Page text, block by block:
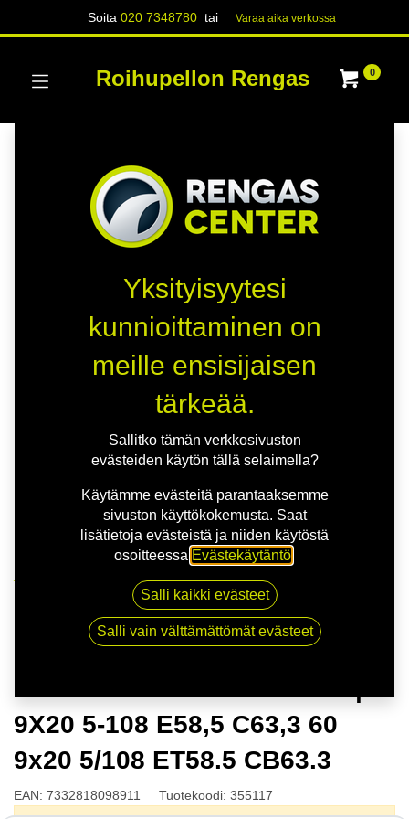
Soita020 7348780 tai Varaa aika verk​​​​ossa
Roihupellon Rengas 0
NITRO TURISMO FF G.GUN | 9X20 5-108 E58,5 C63,3
60 9x20 5/108 ET58.5 CB63.3
9X20 5-108 E58,5 C63,3 60
9x20 5/108 ET58.5 CB63.3
EAN: 7332818098911 Tuotekoodi: 355117
Yksityisyytesi
kunnioittaminen on
meille ensisijaisen
tärkeää.
Sallitko tämän verkkosivuston
evästeiden käytön tällä selaimella?
Käytämme evästeitä parantaaksemme
sivuston käyttökokemusta. Saat
lisätietoja evästeistä ja niiden käytöstä
osoitteessa Evästekäytäntö
Salli kaikki evästeet
Salli vain välttämättömät evästeet